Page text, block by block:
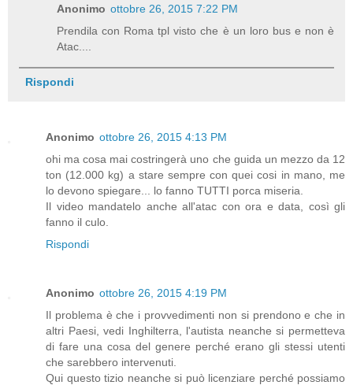
Anonimo ottobre 26, 2015 7:22 PM
Prendila con Roma tpl visto che è un loro bus e non è
Atac....
Rispondi
Anonimo ottobre 26, 2015 4:13 PM
ohi ma cosa mai costringerà uno che guida un mezzo da 12
ton (12.000 kg) a stare sempre con quei cosi in mano, me
lo devono spiegare... lo fanno TUTTI porca miseria.
Il video mandatelo anche all'atac con ora e data, così gli
fanno il culo.
Rispondi
Anonimo ottobre 26, 2015 4:19 PM
Il problema è che i provvedimenti non si prendono e che in
altri Paesi, vedi Inghilterra, l'autista neanche si permetteva
di fare una cosa del genere perché erano gli stessi utenti
che sarebbero intervenuti.
Qui questo tizio neanche si può licenziare perché possiamo